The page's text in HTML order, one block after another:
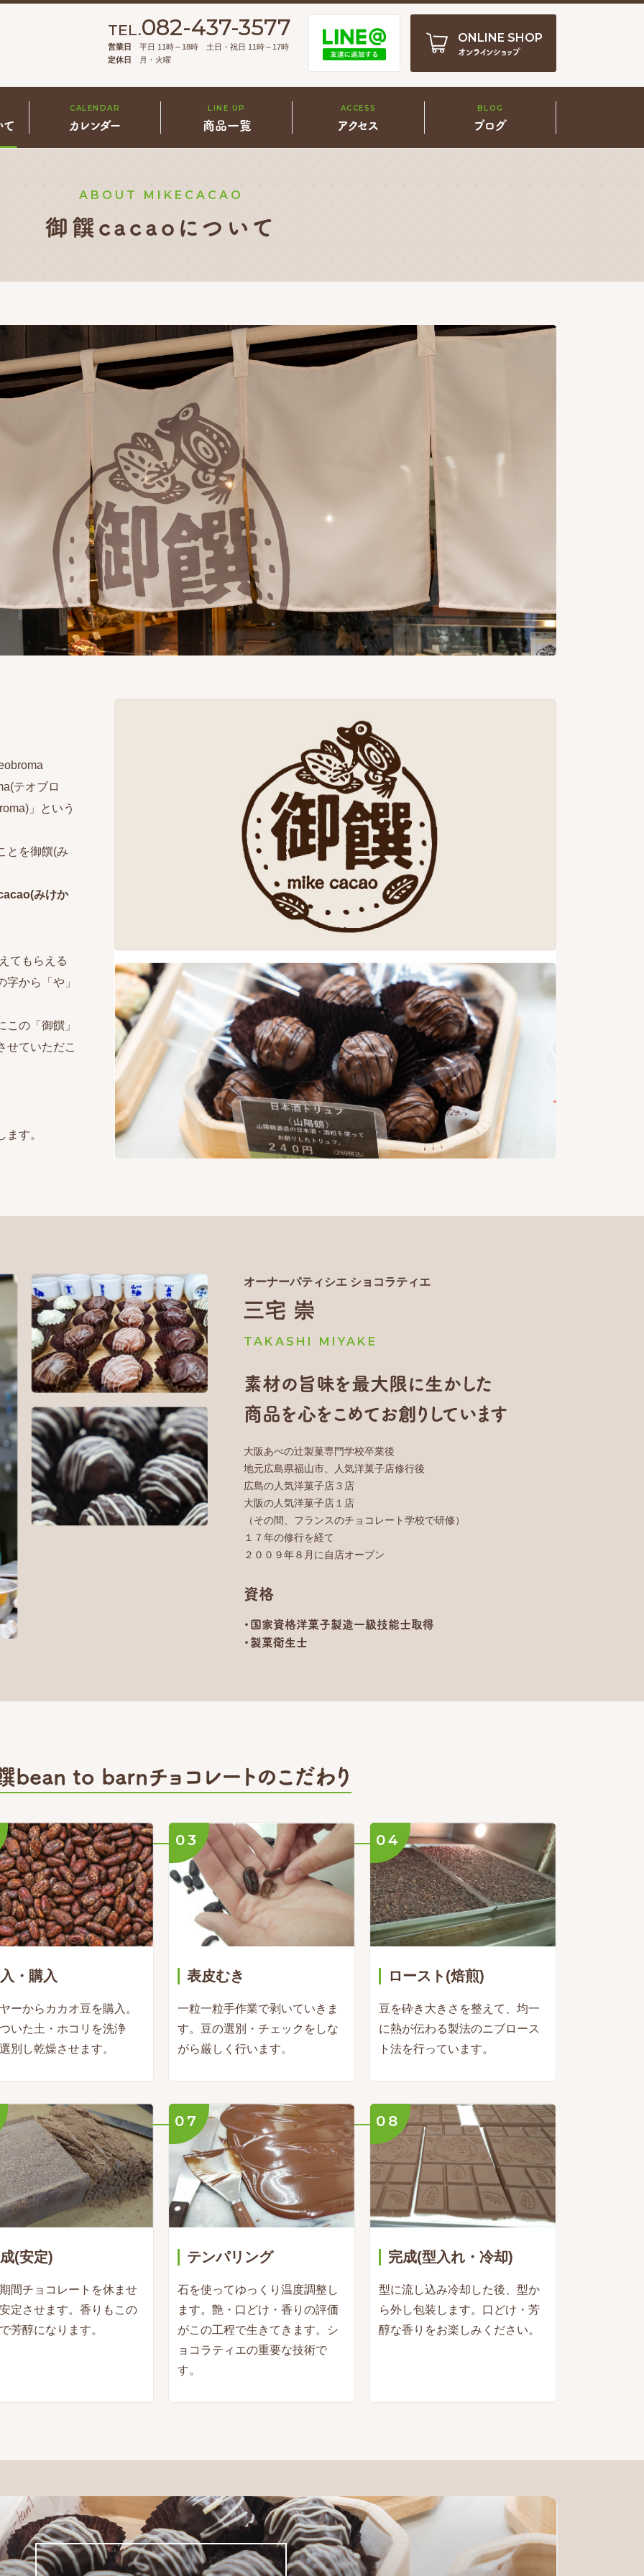
TEL.082-437-3577
営業日
平日 11時～18時 土日・祝日 11時～17時
定休日
月・火曜
ONLINE SHOP
オンラインショップ
CALENDAR
カレンダー
LINE UP
商品一覧
ACCESS
アクセス
BLOG
ブログ
ABOUT MIKECACAO
御饌cacaoについて
テオブロ
」という
とを御饌(み
みけか
てもらえる
から「や」
の「御饌」
せていただこ
す。
オーナーパティシエ ショコラティエ
三宅 崇
TAKASHI MIYAKE
素材の旨味を最大限に生かした
商品を心をこめてお創りしています
大阪あべの辻製菓専門学校卒業後
地元広島県福山市、人気洋菓子店修行後
広島の人気洋菓子店３店
大阪の人気洋菓子店１店
（その間、フランスのチョコレート学校で研修）
１７年の修行を経て
２００９年８月に自店オープン
資格
・国家資格洋菓子製造一級技能士取得
・製菓衛生士
bean to barnチョコレートのこだわり
・購入
ーからカカオ豆を購入。
いた土・ホコリを洗浄
別し乾燥させます。
表皮むき
一粒一粒手作業で剥いていきま
す。豆の選別・チェックをしな
がら厳しく行います。
ロースト(焙煎)
豆を砕き大きさを整えて、均一
に熱が伝わる製法のニブロース
ト法を行っています。
(安定)
間チョコレートを休ませ
定させます。香りもこの
芳醇になります。
テンパリング
石を使ってゆっくり温度調整し
ます。艶・口どけ・香りの評価
がこの工程で生きてきます。シ
ョコラティエの重要な技術で
す。
完成(型入れ・冷却)
型に流し込み冷却した後、型か
ら外し包装します。口どけ・芳
醇な香りをお楽しみください。